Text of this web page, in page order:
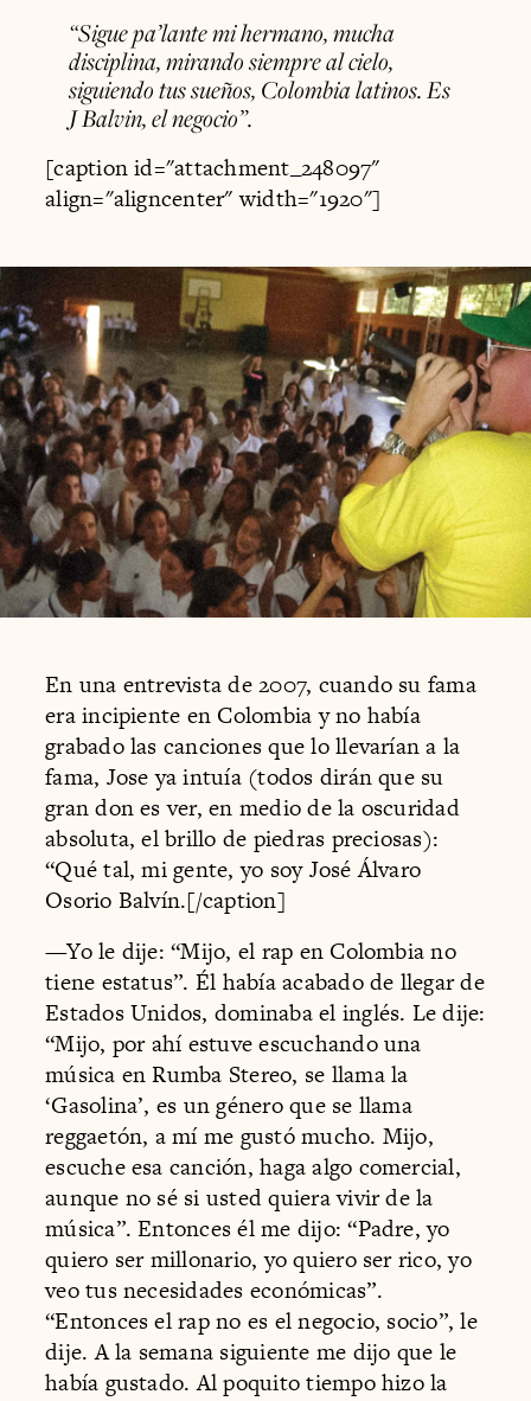
“Sigue pa’lante mi hermano, mucha
disciplina, mirando siempre al cielo,
siguiendo tus sueños, Colombia latinos. Es
J Balvin, el negocio”.
[caption id="attachment_248097"
align="aligncenter" width="1920"]
En una entrevista de 2007, cuando su fama
era incipiente en Colombia y no había
grabado las canciones que lo llevarían a la
fama, Jose ya intuía (todos dirán que su
gran don es ver, en medio de la oscuridad
absoluta, el brillo de piedras preciosas):
“Qué tal, mi gente, yo soy José Álvaro
Osorio Balvín.[/caption]
—Yo le dije: “Mijo, el rap en Colombia no
tiene estatus”. Él había acabado de llegar de
Estados Unidos, dominaba el inglés. Le dije:
“Mijo, por ahí estuve escuchando una
música en Rumba Stereo, se llama la
‘Gasolina’, es un género que se llama
reggaetón, a mí me gustó mucho. Mijo,
escuche esa canción, haga algo comercial,
aunque no sé si usted quiera vivir de la
música”. Entonces él me dijo: “Padre, yo
quiero ser millonario, yo quiero ser rico, yo
veo tus necesidades económicas”.
“Entonces el rap no es el negocio, socio”, le
dije. A la semana siguiente me dijo que le
había gustado. Al poquito tiempo hizo la